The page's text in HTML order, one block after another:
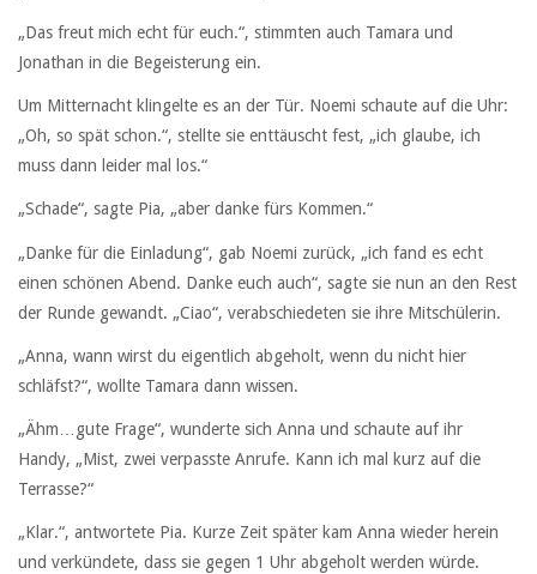
„Das freut mich echt für euch.“, stimmten auch Tamara und
Jonathan in die Begeisterung ein.
Um Mitternacht klingelte es an der Tür. Noemi schaute auf die Uhr:
„Oh, so spät schon.“, stellte sie enttäuscht fest, „ich glaube, ich
muss dann leider mal los.“
„Schade“, sagte Pia, „aber danke fürs Kommen.“
„Danke für die Einladung“, gab Noemi zurück, „ich fand es echt
einen schönen Abend. Danke euch auch“, sagte sie nun an den Rest
der Runde gewandt. „Ciao“, verabschiedeten sie ihre Mitschülerin.
„Anna, wann wirst du eigentlich abgeholt, wenn du nicht hier
schläfst?“, wollte Tamara dann wissen.
„Ähm…gute Frage“, wunderte sich Anna und schaute auf ihr
Handy, „Mist, zwei verpasste Anrufe. Kann ich mal kurz auf die
Terrasse?“
„Klar.“, antwortete Pia. Kurze Zeit später kam Anna wieder herein
und verkündete, dass sie gegen 1 Uhr abgeholt werden würde.